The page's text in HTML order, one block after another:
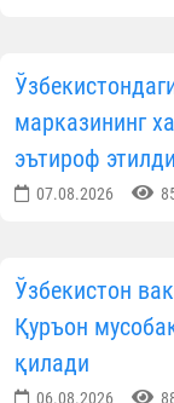
марказининг
эътироф этилди
07.08.2026
Ўзбекистон
Қуръон
қилади
06.08.2026